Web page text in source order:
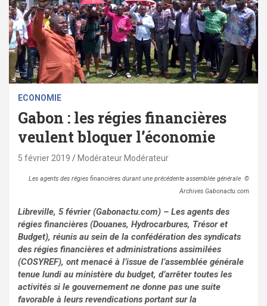
ECONOMIE
Gabon : les régies financières
veulent bloquer l’économie
5 février 2019 Modérateur Modérateur
Les agents des régies financières durant une précédente assemblée générale ©
Archives Gabonactu.com
Libreville, 5 février (Gabonactu.com) – Les agents des
régies financières (Douanes, Hydrocarbures, Trésor et
Budget), réunis au sein de la confédération des syndicats
des régies financières et administrations assimilées
(COSYREF), ont menacé à l’issue de l’assemblée générale
tenue lundi au ministère du budget, d’arrêter toutes les
activités si le gouvernement ne donne pas une suite
favorable à leurs revendications portant sur la